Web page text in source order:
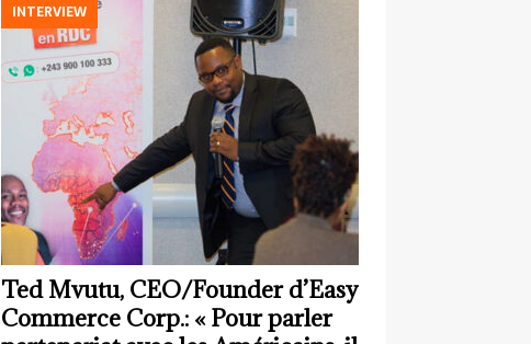
INTERVIEW
Ted Mvutu, CEO/Founder d’Easy
Commerce Corp.: « Pour parler